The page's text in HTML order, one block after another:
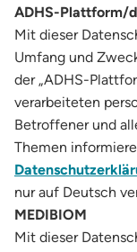
ADHS-Plattform/
Mit dieser
Umfang und
der „ADHS-
verarbeiteten
Betroffener und
Themen
nur auf Deutsch
MEDIBIOM
Mit dieser